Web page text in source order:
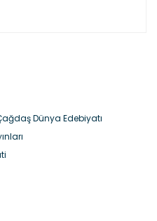
Dünya Edebiyatı